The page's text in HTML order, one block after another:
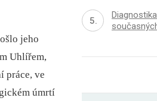
jeho
Uhlířem,
práce, ve
úmrtí